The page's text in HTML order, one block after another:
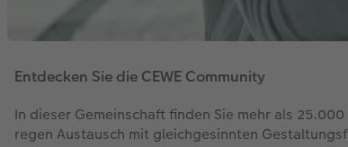
Entdecken Sie die CEWE Community
In dieser Gemeinschaft finden Sie mehr als
regen Austausch mit gleichgesinnten